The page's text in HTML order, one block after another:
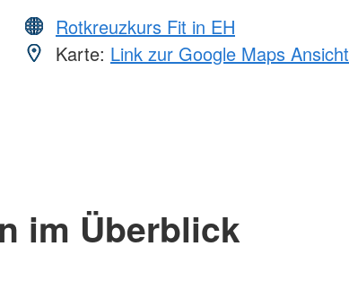
Rotkreuzkurs Fit in EH
Karte: Link zur Google Maps Ansicht
im Überblick